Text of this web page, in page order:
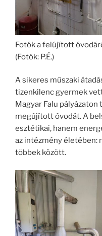
Fotók a felújított
(Fotók: P.É.)
A sikeres műszaki
tizenkilenc gyermek
Magyar Falu
megújított óvodát. A
esztétikai, hanem
az intézmény életében:
többek között.